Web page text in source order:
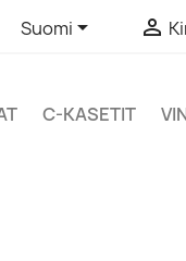
Suomi 
C-KASETIT